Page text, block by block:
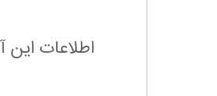
اطلاعات